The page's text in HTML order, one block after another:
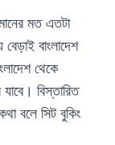
মত এতটা
বাংলাদেশ
থেকে
বিস্তারিত
বলে সিট বুকিং